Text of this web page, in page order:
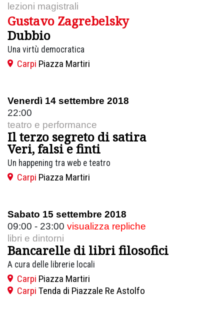
lezioni magistrali
Gustavo Zagrebelsky
Dubbio
Una virtù democratica
Carpi Piazza Martiri
Venerdì 14 settembre 2018
22:00
teatro e performance
Il terzo segreto di satira
Veri, falsi e finti
Un happening tra web e teatro
Carpi Piazza Martiri
Sabato 15 settembre 2018
09:00 - 23:00 visualizza repliche
libri e dintorni
Bancarelle di libri filosofici
A cura delle librerie locali
Carpi Piazza Martiri
Carpi Tenda di Piazzale Re Astolfo